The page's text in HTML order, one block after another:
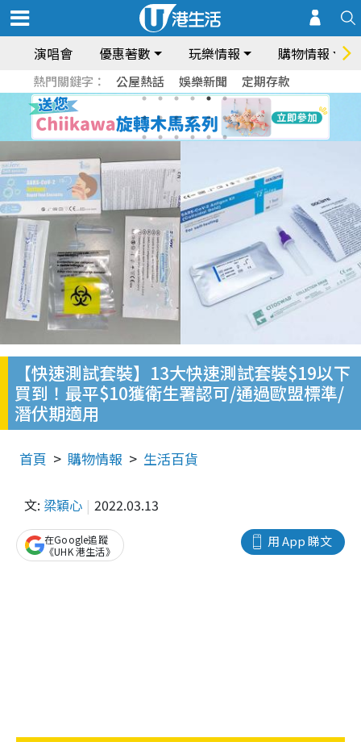
演唱會 優惠著數 玩樂情報 購物情報
熱門關鍵字： 公屋熱話 娛樂新聞 定期存款
【快速測試套裝】13大快速測試套裝$19以下
買到！最平$10獲衛生署認可/通過歐盟標準/
潛伏期適用
首頁 購物情報 生活百貨
文: 梁穎心 2022.03.13
用 App 睇文
在Google追蹤
《UHK 港生活》